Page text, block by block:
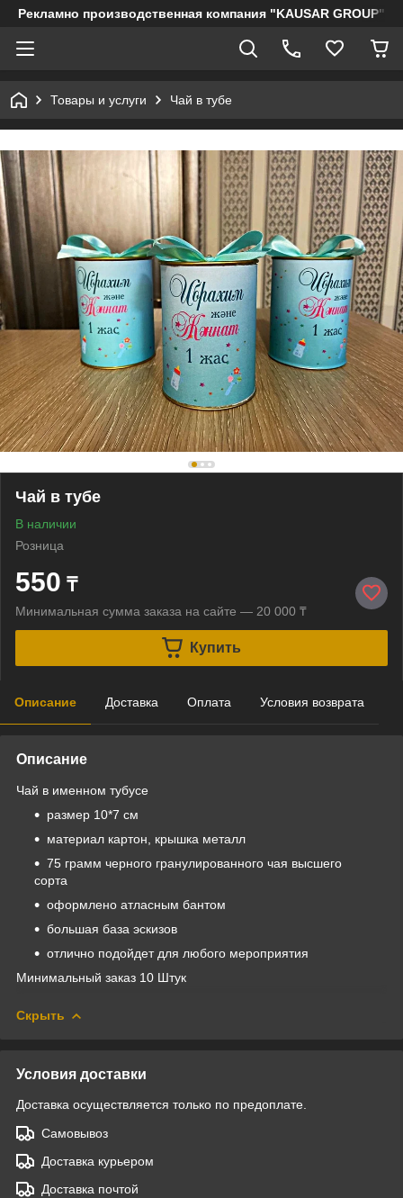
Рекламно производственная компания "KAUSAR GROUP"
Товары и услуги Чай в тубе
Чай в тубе
В наличии
Розница
550 ₸
Минимальная сумма заказа на сайте — 20 000 ₸
Купить
Описание Доставка Оплата Условия возврата
Описание
Чай в именном тубусе
размер 10*7 см
материал картон, крышка металл
75 грамм черного гранулированного чая высшего
сорта
оформлено атласным бантом
большая база эскизов
отлично подойдет для любого мероприятия
Минимальный заказ 10 Штук
Скрыть
Условия доставки
Доставка осуществляется только по предоплате.
Самовывоз
Доставка курьером
Доставка почтой